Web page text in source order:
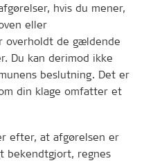
hvis du mener,
eller
overholdt de gældende
Du kan derimod ikke
beslutning. Det er
din klage omfatter et
efter, at afgørelsen er
bekendtgjort, regnes